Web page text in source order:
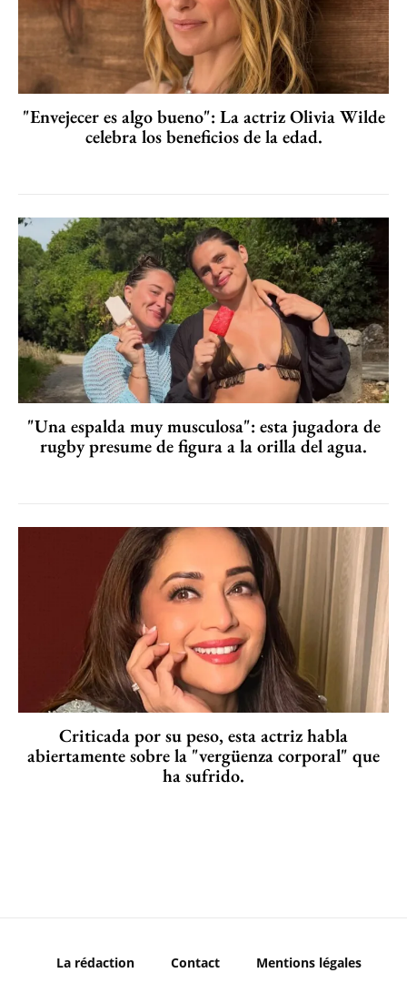
"Envejecer es algo bueno": La actriz Olivia Wilde
celebra los beneficios de la edad.
"Una espalda muy musculosa": esta jugadora de
rugby presume de figura a la orilla del agua.
Criticada por su peso, esta actriz habla
abiertamente sobre la "vergüenza corporal" que
ha sufrido.
La rédaction Contact Mentions légales